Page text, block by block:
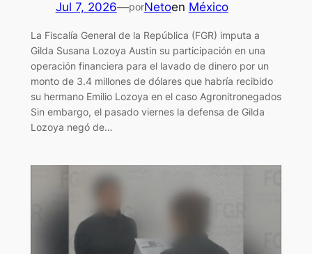
Jul 7, 2026—porNetoen México
La Fiscalía General de la República (FGR) imputa a
Gilda Susana Lozoya Austin su participación en una
operación financiera para el lavado de dinero por un
monto de 3.4 millones de dólares que habría recibido
su hermano Emilio Lozoya en el caso Agronitronegados
Sin embargo, el pasado viernes la defensa de Gilda
Lozoya negó de…